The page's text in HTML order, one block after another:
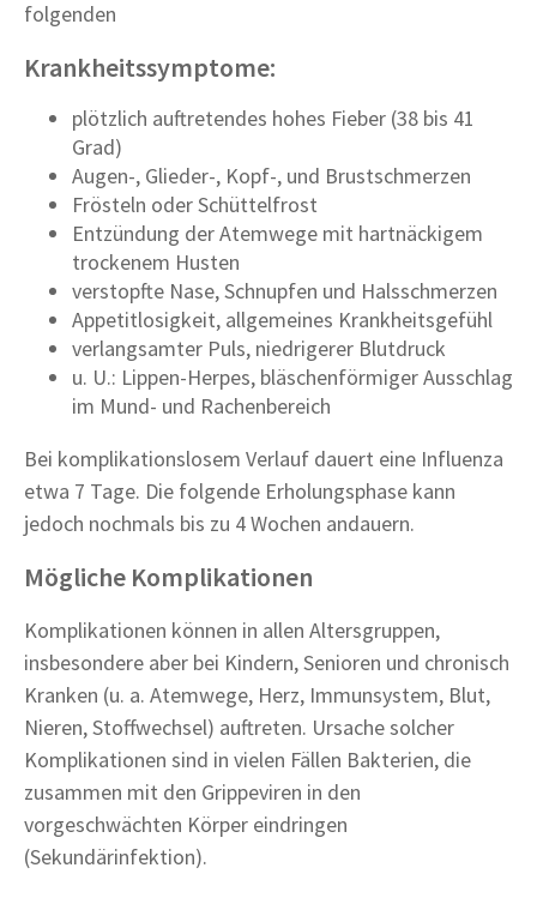
folgenden
Krankheitssymptome:
plötzlich auftretendes hohes Fieber (38 bis 41
Grad)
Augen-, Glieder-, Kopf-, und Brustschmerzen
Frösteln oder Schüttelfrost
Entzündung der Atemwege mit hartnäckigem
trockenem Husten
verstopfte Nase, Schnupfen und Halsschmerzen
Appetitlosigkeit, allgemeines Krankheitsgefühl
verlangsamter Puls, niedrigerer Blutdruck
u. U.: Lippen-Herpes, bläschenförmiger Ausschlag
im Mund- und Rachenbereich
Bei komplikationslosem Verlauf dauert eine Influenza
etwa 7 Tage. Die folgende Erholungsphase kann
jedoch nochmals bis zu 4 Wochen andauern.
Mögliche Komplikationen
Komplikationen können in allen Altersgruppen,
insbesondere aber bei Kindern, Senioren und chronisch
Kranken (u. a. Atemwege, Herz, Immunsystem, Blut,
Nieren, Stoffwechsel) auftreten. Ursache solcher
Komplikationen sind in vielen Fällen Bakterien, die
zusammen mit den Grippeviren in den
vorgeschwächten Körper eindringen
(Sekundärinfektion).